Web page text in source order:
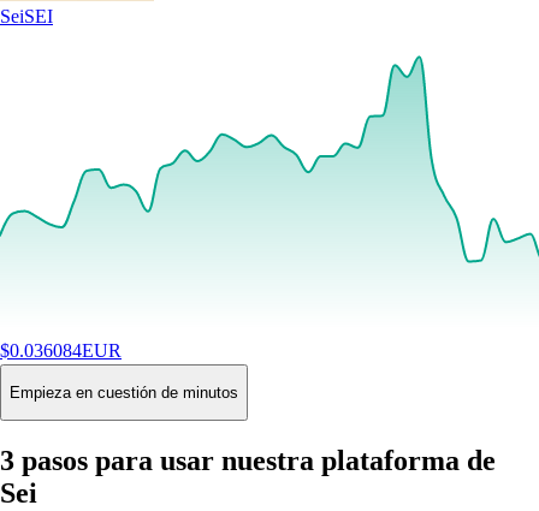
SeiSEI
$0.036084EUR
+0.60%24H
Buy
Empieza en cuestión de minutos
3 pasos para usar nuestra plataforma de
Sei